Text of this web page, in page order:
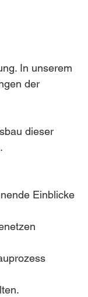
In unserem
der
dieser
Einblicke